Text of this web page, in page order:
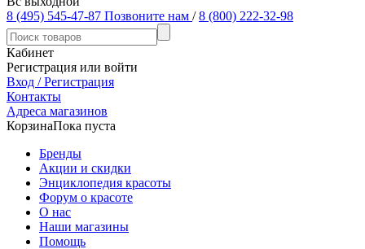
8 (495) 545-47-87 Позвоните нам / 8 (800) 222-32-98
Кабинет
Регистрация или войти
Вход / Регистрация
Контакты
Адреса магазинов
КорзинаПока пуста
Бренды
Акции и скидки
Энциклопедия красоты
Форум о красоте
О нас
Наши магазины
Помощь